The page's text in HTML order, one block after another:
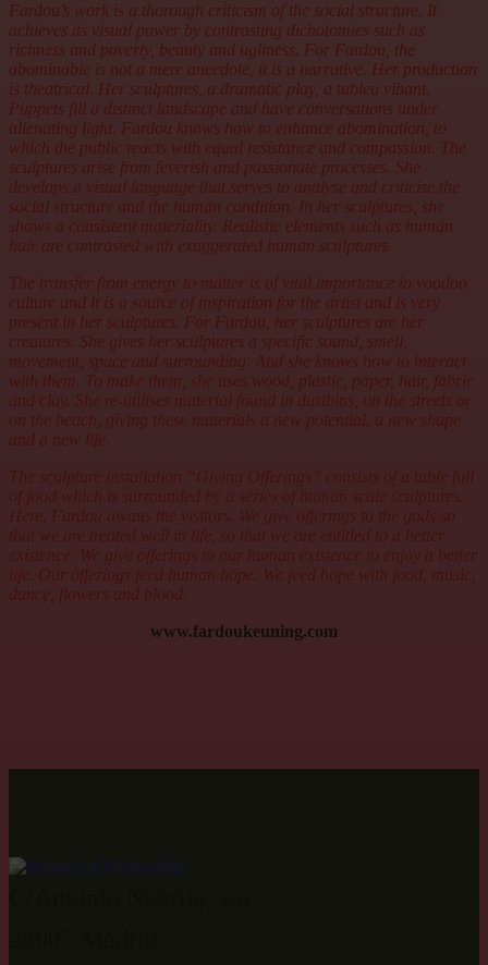
Fardou’s work is a thorough criticism of the social structure. It
achieves its visual power by contrasting dichotomies such as
richness and poverty, beauty and ugliness. For Fardou, the
abominable is not a mere anecdote, it is a narrative. Her production
is theatrical. Her sculptures, a dramatic play, a tableu vibant.
Puppets fill a distinct landscape and have conversations under
alienating light. Fardou knows how to enhance abomination, to
which the public reacts with equal resistance and compassion. The
sculptures arise from feverish and passionate processes. She
develops a visual language that serves to analyse and criticise the
social structure and the human condition. In her sculptures, she
shows a consistent materiality. Realistic elements such as human
hair are contrasted with exaggerated human sculptures.
The transfer from energy to matter is of vital importance in voodoo
culture and it is a source of inspiration for the artist and is very
present in her sculptures. For Fardou, her sculptures are her
creatures. She gives her sculptures a specific sound, smell,
movement, space and surrounding. And she knows how to interact
with them. To make them, she uses wood, plastic, paper, hair, fabric
and clay. She re-utilises material found in dustbins, on the streets or
on the beach, giving these materials a new potential, a new shape
and a new life.
The sculpture installation “Giving Offerings” consists of a table full
of food which is surrounded by a series of human scale sculptures.
Here, Fardou awaits the visitors. We give offerings to the gods so
that we are treated well in life, so that we are entitled to a better
existence. We give offerings to our human existence to enjoy a better
life. Our offerings feed human hope. We feed hope with food, music,
dance, flowers and blood.
www.fardoukeuning.com